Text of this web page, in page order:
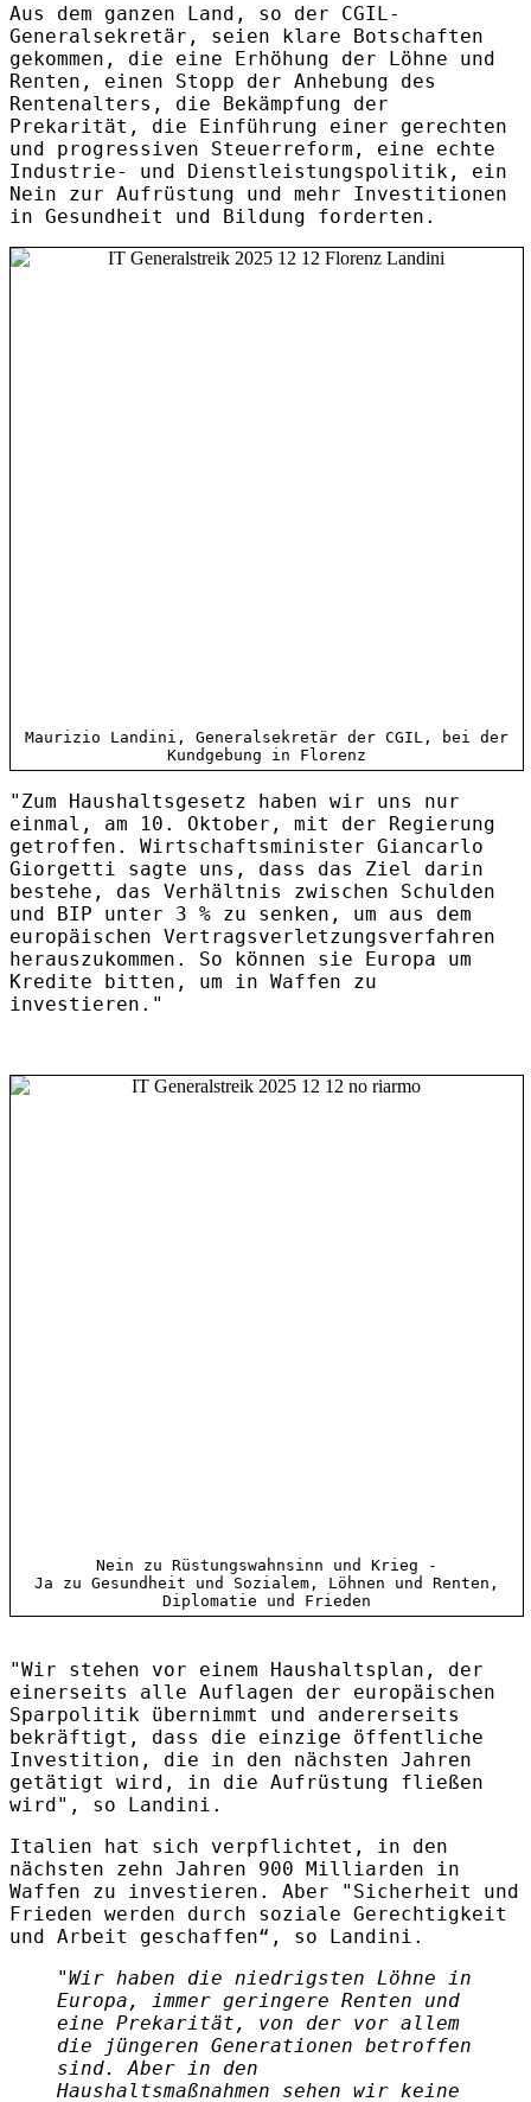
Aus dem ganzen Land, so der CGIL-
Generalsekretär, seien klare Botschaften
gekommen, die eine Erhöhung der Löhne und
Renten, einen Stopp der Anhebung des
Rentenalters, die Bekämpfung der
Prekarität, die Einführung einer gerechten
und progressiven Steuerreform, eine echte
Industrie- und Dienstleistungspolitik, ein
Nein zur Aufrüstung und mehr Investitionen
in Gesundheit und Bildung forderten.
Maurizio Landini, Generalsekretär der CGIL, bei der
Kundgebung in Florenz
"Zum Haushaltsgesetz haben wir uns nur
einmal, am 10. Oktober, mit der Regierung
getroffen. Wirtschaftsminister Giancarlo
Giorgetti sagte uns, dass das Ziel darin
bestehe, das Verhältnis zwischen Schulden
und BIP unter 3 % zu senken, um aus dem
europäischen Vertragsverletzungsverfahren
herauszukommen. So können sie Europa um
Kredite bitten, um in Waffen zu
investieren."
Nein zu Rüstungswahnsinn und Krieg -
Ja zu Gesundheit und Sozialem, Löhnen und Renten,
Diplomatie und Frieden
"Wir stehen vor einem Haushaltsplan, der
einerseits alle Auflagen der europäischen
Sparpolitik übernimmt und andererseits
bekräftigt, dass die einzige öffentliche
Investition, die in den nächsten Jahren
getätigt wird, in die Aufrüstung fließen
wird", so Landini.
Italien hat sich verpflichtet, in den
nächsten zehn Jahren 900 Milliarden in
Waffen zu investieren. Aber "Sicherheit und
Frieden werden durch soziale Gerechtigkeit
und Arbeit geschaffen“, so Landini.
"Wir haben die niedrigsten Löhne in
Europa, immer geringere Renten und
eine Prekarität, von der vor allem
die jüngeren Generationen betroffen
sind. Aber in den
Haushaltsmaßnahmen sehen wir keine